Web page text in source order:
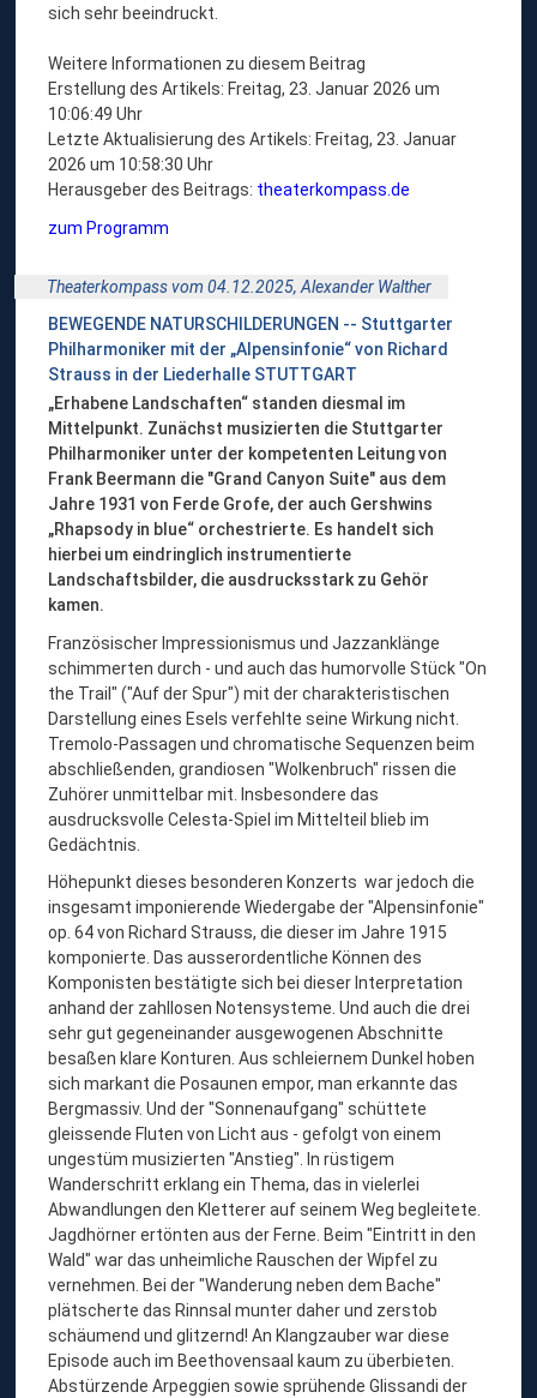
sich sehr beeindruckt.
Weitere Informationen zu diesem Beitrag
Erstellung des Artikels: Freitag, 23. Januar 2026 um
10:06:49 Uhr
Letzte Aktualisierung des Artikels: Freitag, 23. Januar
2026 um 10:58:30 Uhr
Herausgeber des Beitrags: theaterkompass.de
zum Programm
Theaterkompass vom 04.12.2025,Alexander Walther
BEWEGENDE NATURSCHILDERUNGEN -- Stuttgarter
Philharmoniker mit der „Alpensinfonie“ von Richard
Strauss in der Liederhalle STUTTGART
„Erhabene Landschaften“ standen diesmal im
Mittelpunkt. Zunächst musizierten die Stuttgarter
Philharmoniker unter der kompetenten Leitung von
Frank Beermann die "Grand Canyon Suite" aus dem
Jahre 1931 von Ferde Grofe, der auch Gershwins
„Rhapsody in blue“ orchestrierte. Es handelt sich
hierbei um eindringlich instrumentierte
Landschaftsbilder, die ausdrucksstark zu Gehör
kamen.
Französischer Impressionismus und Jazzanklänge
schimmerten durch - und auch das humorvolle Stück "On
the Trail" ("Auf der Spur") mit der charakteristischen
Darstellung eines Esels verfehlte seine Wirkung nicht.
Tremolo-Passagen und chromatische Sequenzen beim
abschließenden, grandiosen "Wolkenbruch" rissen die
Zuhörer unmittelbar mit. Insbesondere das
ausdrucksvolle Celesta-Spiel im Mittelteil blieb im
Gedächtnis.
Höhepunkt dieses besonderen Konzerts war jedoch die
insgesamt imponierende Wiedergabe der "Alpensinfonie"
op. 64 von Richard Strauss, die dieser im Jahre 1915
komponierte. Das ausserordentliche Können des
Komponisten bestätigte sich bei dieser Interpretation
anhand der zahllosen Notensysteme. Und auch die drei
sehr gut gegeneinander ausgewogenen Abschnitte
besaßen klare Konturen. Aus schleiernem Dunkel hoben
sich markant die Posaunen empor, man erkannte das
Bergmassiv. Und der "Sonnenaufgang" schüttete
gleissende Fluten von Licht aus - gefolgt von einem
ungestüm musizierten "Anstieg". In rüstigem
Wanderschritt erklang ein Thema, das in vielerlei
Abwandlungen den Kletterer auf seinem Weg begleitete.
Jagdhörner ertönten aus der Ferne. Beim "Eintritt in den
Wald" war das unheimliche Rauschen der Wipfel zu
vernehmen. Bei der "Wanderung neben dem Bache"
plätscherte das Rinnsal munter daher und zerstob
schäumend und glitzernd! An Klangzauber war diese
Episode auch im Beethovensaal kaum zu überbieten.
Abstürzende Arpeggien sowie sprühende Glissandi der